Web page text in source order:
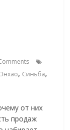
, Синьба,
от них
продаж